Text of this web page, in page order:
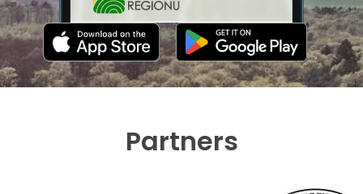
Partners